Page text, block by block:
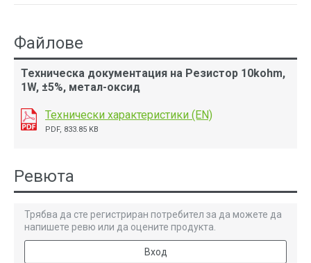
Файлове
Техническа документация на Резистор 10kohm,
1W, ±5%, метал-оксид
Технически характеристики (EN)
PDF, 833.85 KB
Ревюта
Трябва да сте регистриран потребител за да можете да
напишете ревю или да оцените продукта.
Вход